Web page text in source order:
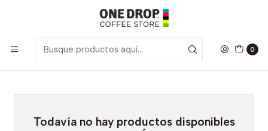
0
Inicio Barrita Cereal
Barrita Cereal
Todavía no hay productos disponibles